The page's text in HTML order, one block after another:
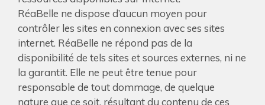
RéaBelle ne dispose d’aucun moyen pour
contrôler les sites en connexion avec ses sites
internet. RéaBelle ne répond pas de la
disponibilité de tels sites et sources externes, ni ne
la garantit. Elle ne peut être tenue pour
responsable de tout dommage, de quelque
nature que ce soit, résultant du contenu de ces